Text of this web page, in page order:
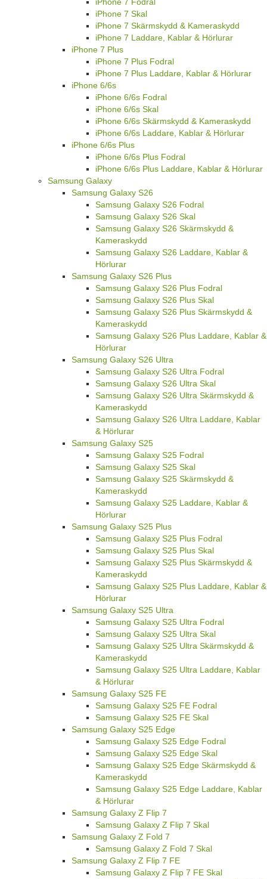
iPhone 7 Fodral
iPhone 7 Skal
iPhone 7 Skärmskydd & Kameraskydd
iPhone 7 Laddare, Kablar & Hörlurar
iPhone 7 Plus
iPhone 7 Plus Fodral
iPhone 7 Plus Laddare, Kablar & Hörlurar
iPhone 6/6s
iPhone 6/6s Fodral
iPhone 6/6s Skal
iPhone 6/6s Skärmskydd & Kameraskydd
iPhone 6/6s Laddare, Kablar & Hörlurar
iPhone 6/6s Plus
iPhone 6/6s Plus Fodral
iPhone 6/6s Plus Laddare, Kablar & Hörlurar
Samsung Galaxy
Samsung Galaxy S26
Samsung Galaxy S26 Fodral
Samsung Galaxy S26 Skal
Samsung Galaxy S26 Skärmskydd &
Kameraskydd
Samsung Galaxy S26 Laddare, Kablar &
Hörlurar
Samsung Galaxy S26 Plus
Samsung Galaxy S26 Plus Fodral
Samsung Galaxy S26 Plus Skal
Samsung Galaxy S26 Plus Skärmskydd &
Kameraskydd
Samsung Galaxy S26 Plus Laddare, Kablar &
Hörlurar
Samsung Galaxy S26 Ultra
Samsung Galaxy S26 Ultra Fodral
Samsung Galaxy S26 Ultra Skal
Samsung Galaxy S26 Ultra Skärmskydd &
Kameraskydd
Samsung Galaxy S26 Ultra Laddare, Kablar
& Hörlurar
Samsung Galaxy S25
Samsung Galaxy S25 Fodral
Samsung Galaxy S25 Skal
Samsung Galaxy S25 Skärmskydd &
Kameraskydd
Samsung Galaxy S25 Laddare, Kablar &
Hörlurar
Samsung Galaxy S25 Plus
Samsung Galaxy S25 Plus Fodral
Samsung Galaxy S25 Plus Skal
Samsung Galaxy S25 Plus Skärmskydd &
Kameraskydd
Samsung Galaxy S25 Plus Laddare, Kablar &
Hörlurar
Samsung Galaxy S25 Ultra
Samsung Galaxy S25 Ultra Fodral
Samsung Galaxy S25 Ultra Skal
Samsung Galaxy S25 Ultra Skärmskydd &
Kameraskydd
Samsung Galaxy S25 Ultra Laddare, Kablar
& Hörlurar
Samsung Galaxy S25 FE
Samsung Galaxy S25 FE Fodral
Samsung Galaxy S25 FE Skal
Samsung Galaxy S25 Edge
Samsung Galaxy S25 Edge Fodral
Samsung Galaxy S25 Edge Skal
Samsung Galaxy S25 Edge Skärmskydd &
Kameraskydd
Samsung Galaxy S25 Edge Laddare, Kablar
& Hörlurar
Samsung Galaxy Z Flip 7
Samsung Galaxy Z Flip 7 Skal
Samsung Galaxy Z Fold 7
Samsung Galaxy Z Fold 7 Skal
Samsung Galaxy Z Flip 7 FE
Samsung Galaxy Z Flip 7 FE Skal